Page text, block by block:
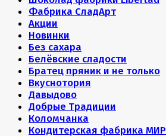
Фабрика СладАрт
Акции
Новинки
Без сахара
Белёвские сладости
Братец пряник и не только
Вкуснотория
Давыдово
Добрые Традиции
Коломчанка
Кондитерская фабрика МИР